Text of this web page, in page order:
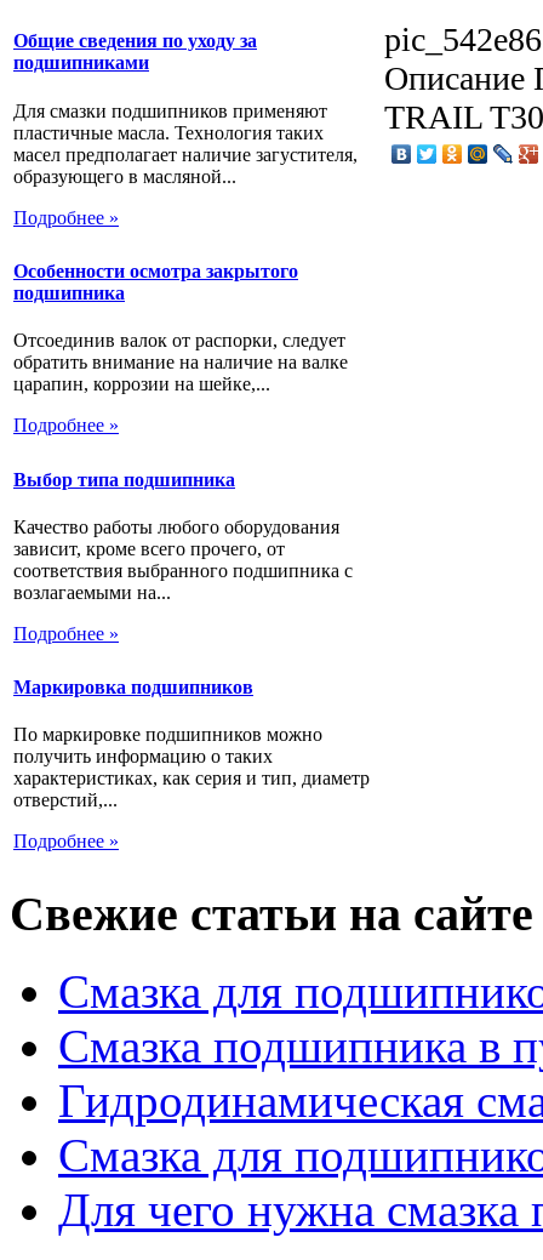
Общие сведения по уходу за
подшипниками
Для смазки подшипников применяют
пластичные масла. Технология таких
масел предполагает наличие загустителя,
образующего в масляной...
Подробнее »
Особенности осмотра закрытого
подшипника
Отсоединив валок от распорки, следует
обратить внимание на наличие на валке
царапин, коррозии на шейке,...
Подробнее »
Выбор типа подшипника
Качество работы любого оборудования
зависит, кроме всего прочего, от
соответствия выбранного подшипника с
возлагаемыми на...
Подробнее »
Маркировка подшипников
По маркировке подшипников можно
получить информацию о таких
характеристиках, как серия и тип, диаметр
отверстий,...
Подробнее »
Описание
TRAIL
Свежие статьи на сайте
Смазка для
Смазка подшипника в
Гидродинамическая
Смазка для
Для чего нужна